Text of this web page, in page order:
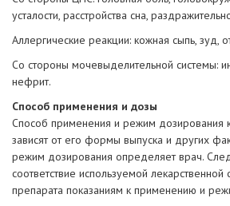
усталости, расстройства сна,
Аллергические реакции: кожная сыпь, зуд,
Co стороны мочевыделительной системы:
нефрит.
Способ применения и дозы
Способ применения и режим дозирования
зависят от его формы выпуска и других
режим дозирования определяет врач.
соответствие используемой
препарата показаниям к применению и